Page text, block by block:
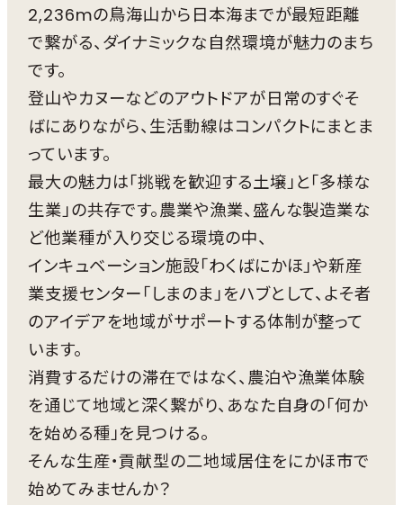
2,236mの鳥海山から日本海までが最短距離
で繋がる、ダイナミックな自然環境が魅力のまち
です。
登山やカヌーなどのアウトドアが日常のすぐそ
ばにありながら、生活動線はコンパクトにまとま
っています。
最大の魅力は「挑戦を歓迎する土壌」と「多様な
生業」の共存です。農業や漁業、盛んな製造業な
ど他業種が入り交じる環境の中、
インキュベーション施設「わくばにかほ」や新産
業支援センター「しまのま」をハブとして、よそ者
のアイデアを地域がサポートする体制が整って
います。
消費するだけの滞在ではなく、農泊や漁業体験
を通じて地域と深く繋がり、あなた自身の「何か
を始める種」を見つける。
そんな生産・貢献型の二地域居住をにかほ市で
始めてみませんか？